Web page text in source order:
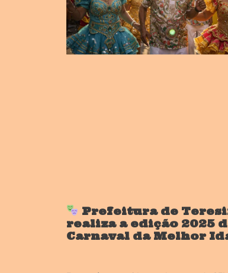
Prefeitura de
realiza a edição 2025
Carnaval da Melhor